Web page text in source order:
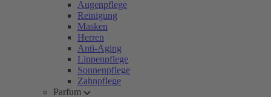
Augenpflege
Reinigung
Masken
Herren
Anti-Aging
Lippenpflege
Sonnenpflege
Zahnpflege
Parfum